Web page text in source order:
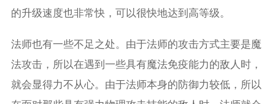
的升级速度也非常快，可以很快地达到高等级。
法师也有一些不足之处。由于法师的攻击方式主要是魔
法攻击，所以在遇到一些具有魔法免疫能力的敌人时，
就会显得力不从心。由于法师本身的防御力较低，所以